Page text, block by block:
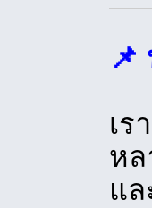
📌
เร
หล
แ